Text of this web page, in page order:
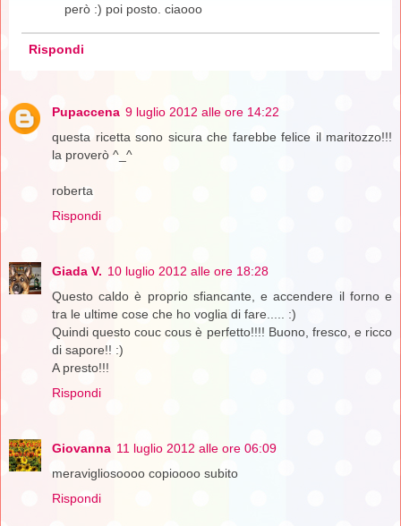
però :) poi posto. ciaooo
Rispondi
Pupaccena 9 luglio 2012 alle ore 14:22
questa ricetta sono sicura che farebbe felice il maritozzo!!!
la proverò ^_^
roberta
Rispondi
Giada V. 10 luglio 2012 alle ore 18:28
Questo caldo è proprio sfiancante, e accendere il forno e
tra le ultime cose che ho voglia di fare..... :)
Quindi questo couc cous è perfetto!!!! Buono, fresco, e ricco
di sapore!! :)
A presto!!!
Rispondi
Giovanna 11 luglio 2012 alle ore 06:09
meravigliosoooo copioooo subito
Rispondi